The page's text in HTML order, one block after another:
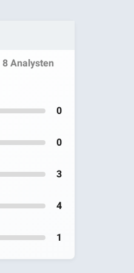
8 Analysten
0
0
3
4
1